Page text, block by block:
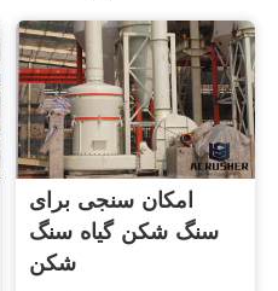
امکان سنجی برای
سنگ شکن گیاه سنگ
شکن